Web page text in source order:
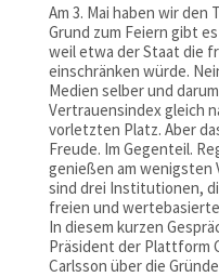
Am 3. Mai haben wir
Grund zum Feiern gibt
weil etwa der Staat die
einschränken würde.
Medien selber und
Vertrauensindex gleich
vorletzten Platz. Aber
Freude. Im Gegenteil.
genießen am wenigsten
sind drei Institutionen,
freien und
In diesem kurzen
Präsident der Plattform
Carlsson über die